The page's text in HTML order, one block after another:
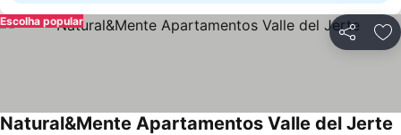
Partilhar
Escolha popular
Natural&Mente Apartamentos Valle del Jerte